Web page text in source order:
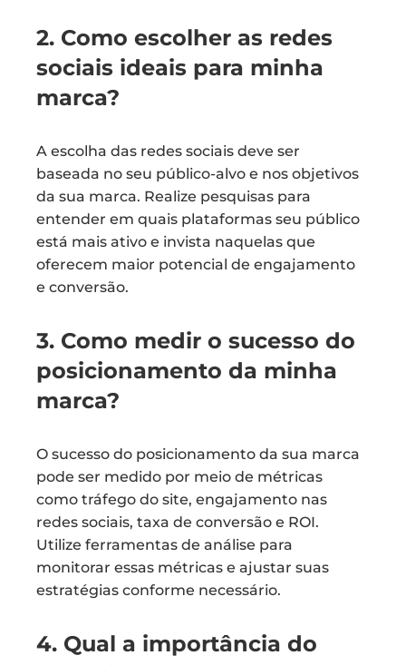
2. Como escolher as redes
sociais ideais para minha
marca?
A escolha das redes sociais deve ser
baseada no seu público-alvo e nos objetivos
da sua marca. Realize pesquisas para
entender em quais plataformas seu público
está mais ativo e invista naquelas que
oferecem maior potencial de engajamento
e conversão.
3. Como medir o sucesso do
posicionamento da minha
marca?
O sucesso do posicionamento da sua marca
pode ser medido por meio de métricas
como tráfego do site, engajamento nas
redes sociais, taxa de conversão e ROI.
Utilize ferramentas de análise para
monitorar essas métricas e ajustar suas
estratégias conforme necessário.
4. Qual a importância do